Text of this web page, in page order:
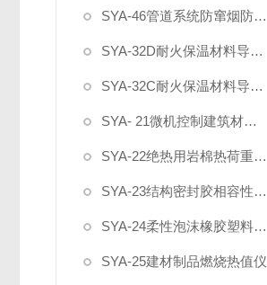
SYA-46管道系统防窜烟防倒灌测试仪
SYA-32D耐火保温材料导热系数测定仪
SYA-32C耐火保温材料导热系数测定仪
SYA- 21微机控制建筑材料不燃性试验炉
SYA-22绝热用岩棉热荷重测试仪
SYA-23结构密封胶相容性试验箱
SYA-24柔性泡沫橡胶塑料真空吸水率测定仪
SYA-25建材制品燃烧热值仪